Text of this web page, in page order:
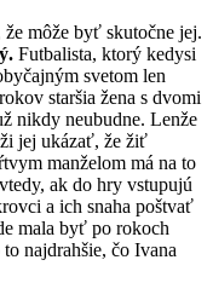
môže byť skutočne jej.
Futbalista, ktorý kedysi
svetom len
staršia žena s dvomi
nikdy neubudne. Lenže
jej ukázať, že žiť
manželom má na to
ak do hry vstupujú
a ich snaha poštvať
mala byť po rokoch
najdrahšie, čo Ivana